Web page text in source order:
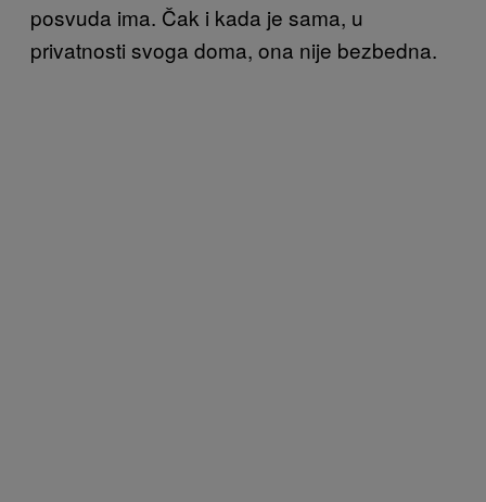
posvuda ima. Čak i kada je sama, u
privatnosti svoga doma, ona nije bezbedna.